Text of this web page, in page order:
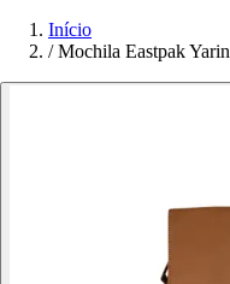
Início
/ Mochila Eastpak Yarin